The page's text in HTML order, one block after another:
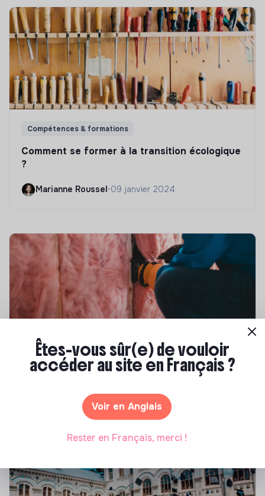
Compétences & formations
Comment se former à la transition écologique
?
Marianne Roussel •09 janvier 2024
Compétences & formations
Marianne Roussel 21 janvier 2025
Êtes-vous sûr(e) de vouloir
accéder au site en Français ?
Voir en Anglais
Rester en Français, merci !